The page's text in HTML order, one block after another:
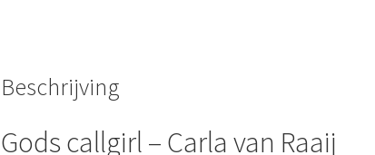
Beschrijving
Gods callgirl – Carla van Raaij